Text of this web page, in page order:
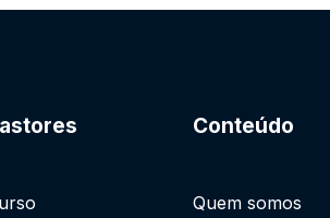
Conteúdo
Quem somos